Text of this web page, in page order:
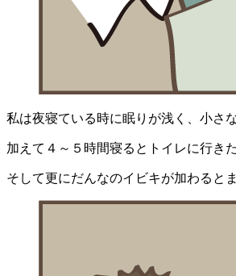
私は夜寝ている時に眠りが浅く、小さ
加えて４～５時間寝るとトイレに行き
そして更にだんなのイビキが加わると